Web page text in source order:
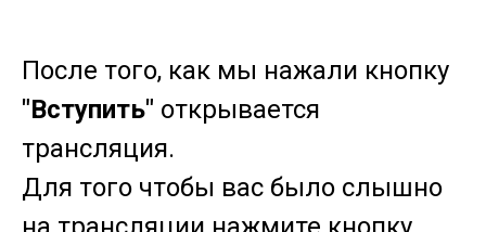
После того, как мы нажали кнопку
"Вступить" открывается
трансляция.
Для того чтобы вас было слышно